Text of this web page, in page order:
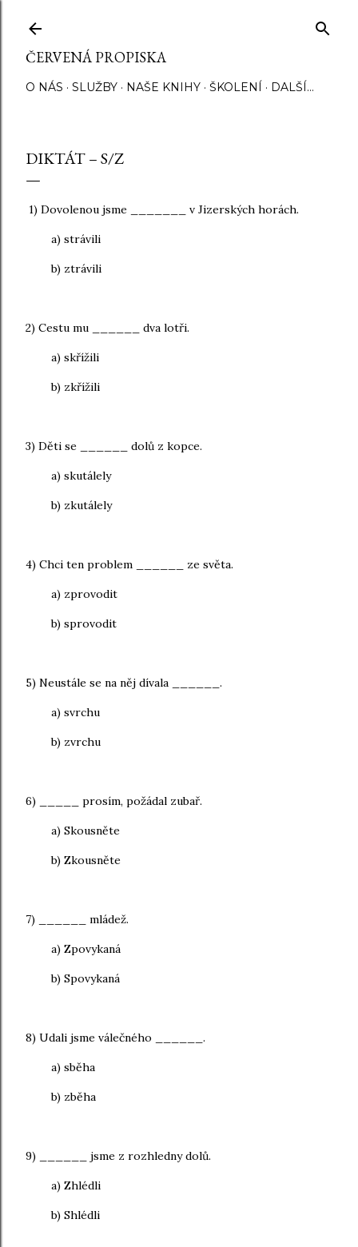
ČERVENÁ PROPISKA
O NÁS SLUŽBY NAŠE KNIHY ŠKOLENÍ DALŠÍ…
DIKTÁT – S/Z
1) Dovolenou jsme _______ v Jizerských horách.
a) strávili
b) ztrávili
2) Cestu mu ______ dva lotři.
a) skřížili
b) zkřížili
3) Děti se ______ dolů z kopce.
a) skutálely
b) zkutálely
4) Chci ten problem ______ ze světa.
a) zprovodit
b) sprovodit
5) Neustále se na něj dívala ______.
a) svrchu
b) zvrchu
6) _____ prosím, požádal zubař.
a) Skousněte
b) Zkousněte
7) ______ mládež.
a) Zpovykaná
b) Spovykaná
8) Udali jsme válečného ______.
a) sběha
b) zběha
9) ______ jsme z rozhledny dolů.
a) Zhlédli
b) Shlédli